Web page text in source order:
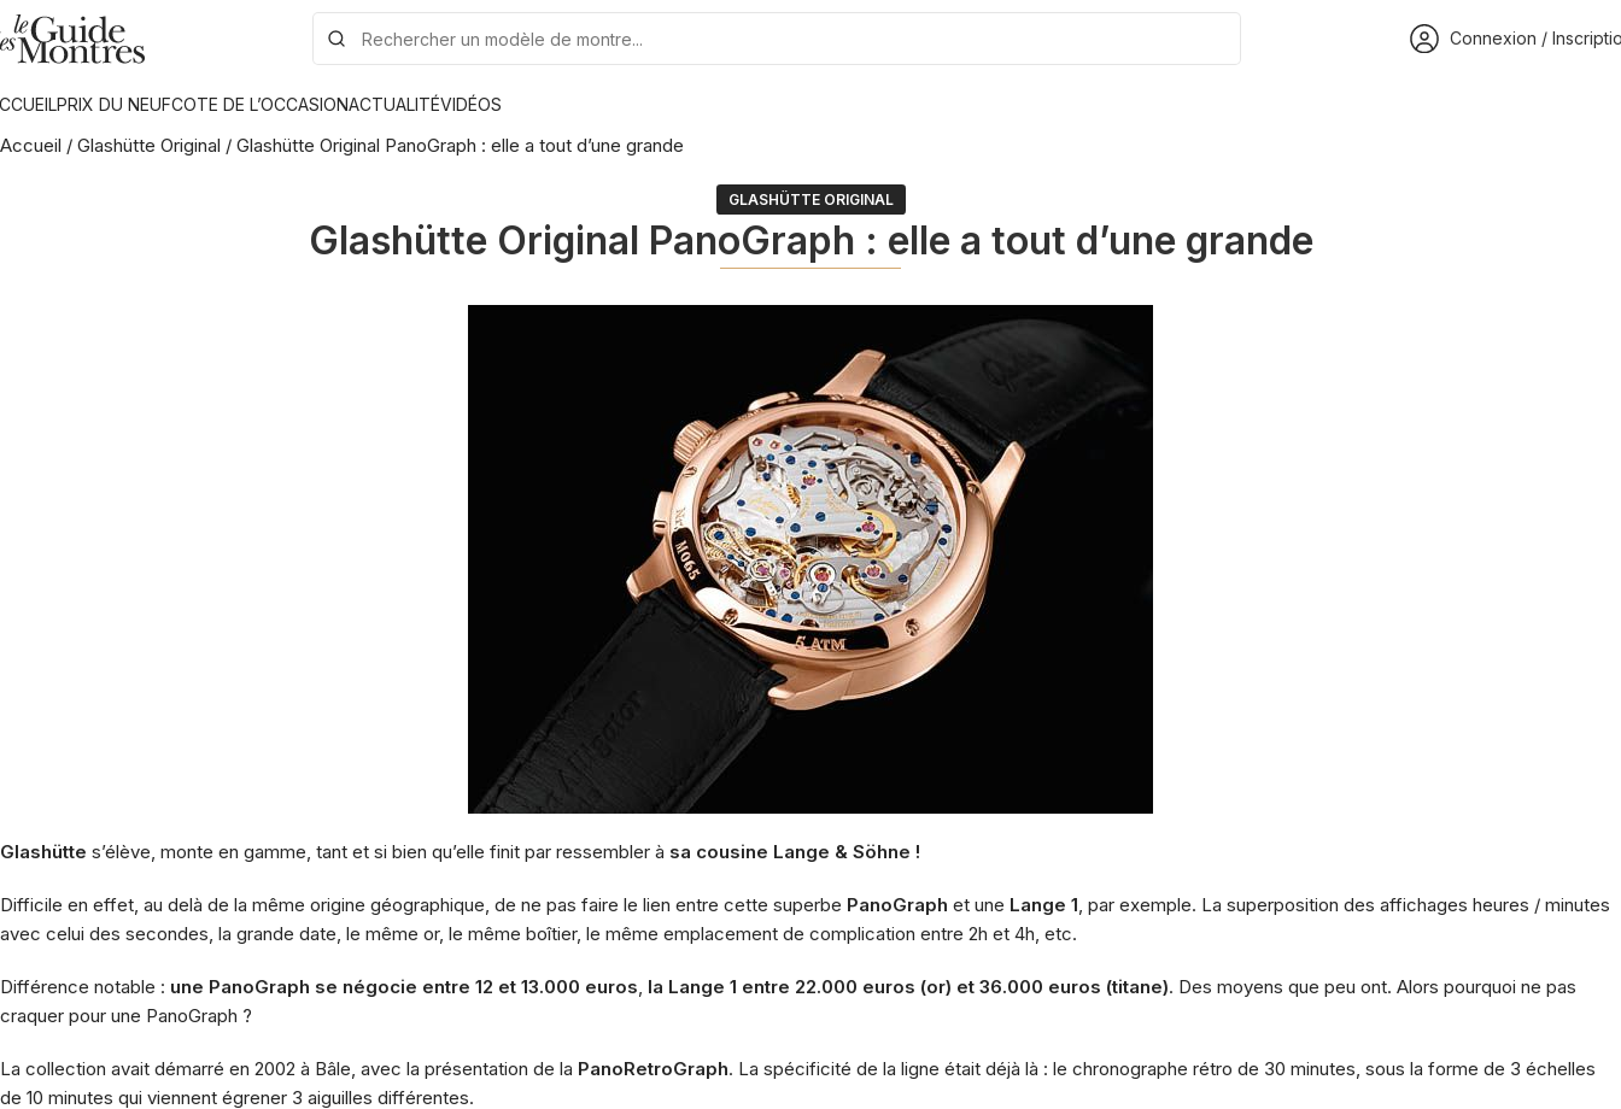
Connexion /
PRIX DU NEUFCOTE DE L’OCCASIONACTUALITÉVIDÉOS
Accueil / Glashütte Original / Glashütte Original PanoGraph : elle a tout d’une grande
GLASHÜTTE ORIGINAL
Glashütte Original PanoGraph : elle a tout d’une grande
Glashütte s’élève, monte en gamme, tant et si bien qu’elle finit par ressembler à sa cousine Lange & Söhne !
Difficile en effet, au delà de la même origine géographique, de ne pas faire le lien entre cette superbe PanoGraph et une Lange 1, par exemple. La superposition des affichages heures / minutes
avec celui des secondes, la grande date, le même or, le même boîtier, le même emplacement de complication entre 2h et 4h, etc.
Différence notable : une PanoGraph se négocie entre 12 et 13.000 euros, la Lange 1 entre 22.000 euros (or) et 36.000 euros (titane). Des moyens que peu ont. Alors pourquoi ne pas
craquer pour une PanoGraph ?
La collection avait démarré en 2002 à Bâle, avec la présentation de la PanoRetroGraph. La spécificité de la ligne était déjà là : le chronographe rétro de 30 minutes, sous la forme de 3 échelles
de 10 minutes qui viennent égrener 3 aiguilles différentes.